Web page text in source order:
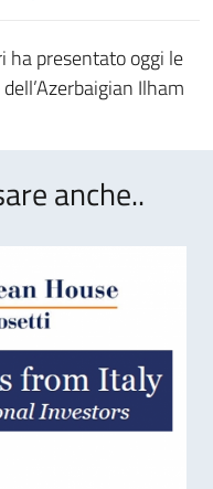
ha presentato oggi le
Ilham
anche..